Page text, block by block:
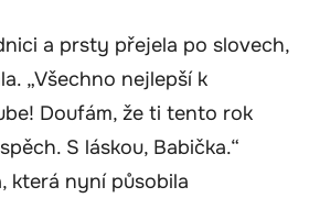
a prsty přejela po slovech,
„Všechno nejlepší k
Doufám, že ti tento rok
S láskou, Babička.“
která nyní působila